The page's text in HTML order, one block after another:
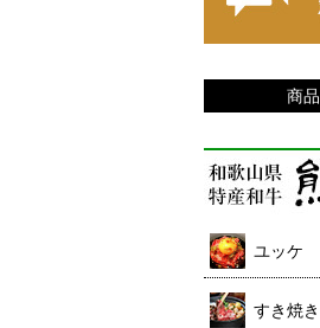
商
ユッケ
すき焼き